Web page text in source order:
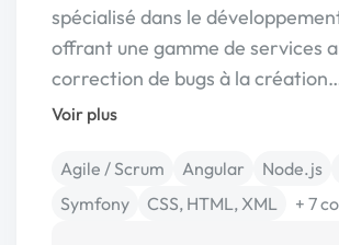
spécialisé dans le
offrant une gamme de services
correction de bugs à la
Voir plus
Agile / Scrum Angular Node.js
Symfony
CSS, HTML, XML + 7